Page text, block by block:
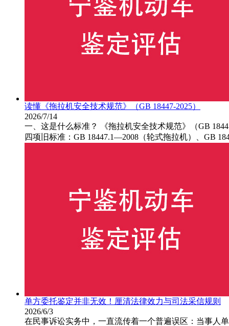
读懂《拖拉机安全技术规范》（GB 18447-2025）
2026/7/14
一、这是什么标准？ 《拖拉机安全技术规范》（GB
四项旧标准：GB 18447.1—2008（轮式拖拉机）、GB
单方委托鉴定并非无效！厘清法律效力与司法采信规则
2026/6/3
在民事诉讼实务中，一直流传着一个普遍误区：当事人